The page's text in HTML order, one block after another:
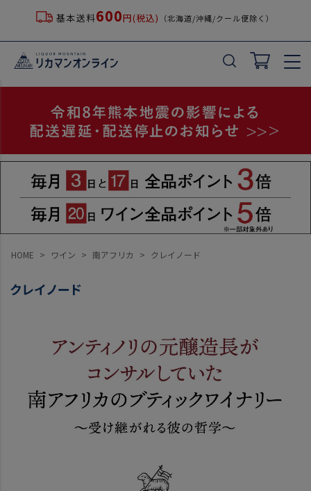
基本送料600円(税込) （北海道/沖縄/クール便除く）
HOME ワイン 南アフリカ クレイノード
クレイノード